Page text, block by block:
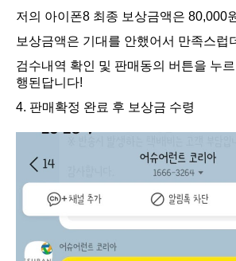
저의 아이폰8 최종 보상금액은 80,000
보상금액은 기대를 안했어서 만족스럽
검수내역 확인 및 판매동의 버튼을 누
행된답니다!
4. 판매확정 완료 후 보상금 수령